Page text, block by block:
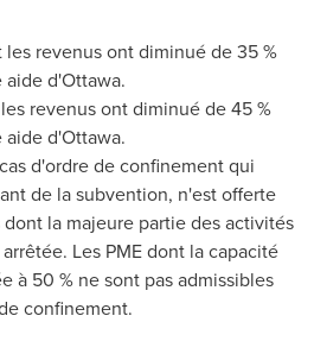
les revenus ont diminué de 35 %
aide d'Ottawa.
revenus ont diminué de 45 %
aide d'Ottawa.
d'ordre de confinement qui
de la subvention, n'est offerte
la majeure partie des activités
Les PME dont la capacité
à 50 % ne sont pas admissibles
confinement.